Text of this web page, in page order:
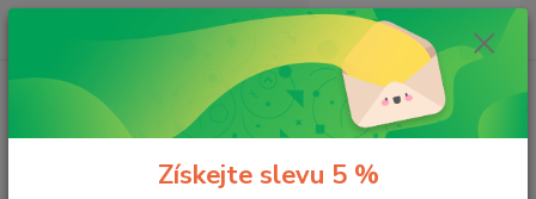
Menu
(Po-Pá, 10-17 hod.)
ks
0 Kč
Získejte slevu 5 %